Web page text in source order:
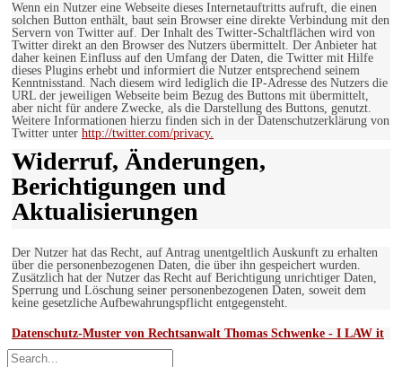
Wenn ein Nutzer eine Webseite dieses Internetauftritts aufruft, die einen
solchen Button enthält, baut sein Browser eine direkte Verbindung mit den
Servern von Twitter auf. Der Inhalt des Twitter-Schaltflächen wird von
Twitter direkt an den Browser des Nutzers übermittelt. Der Anbieter hat
daher keinen Einfluss auf den Umfang der Daten, die Twitter mit Hilfe
dieses Plugins erhebt und informiert die Nutzer entsprechend seinem
Kenntnisstand. Nach diesem wird lediglich die IP-Adresse des Nutzers die
URL der jeweiligen Webseite beim Bezug des Buttons mit übermittelt,
aber nicht für andere Zwecke, als die Darstellung des Buttons, genutzt.
Weitere Informationen hierzu finden sich in der Datenschutzerklärung von
Twitter unter http://twitter.com/privacy.
Widerruf, Änderungen,
Berichtigungen und
Aktualisierungen
Der Nutzer hat das Recht, auf Antrag unentgeltlich Auskunft zu erhalten
über die personenbezogenen Daten, die über ihn gespeichert wurden.
Zusätzlich hat der Nutzer das Recht auf Berichtigung unrichtiger Daten,
Sperrung und Löschung seiner personenbezogenen Daten, soweit dem
keine gesetzliche Aufbewahrungspflicht entgegensteht.
Datenschutz-Muster von Rechtsanwalt Thomas Schwenke - I LAW it